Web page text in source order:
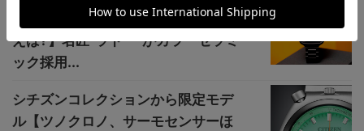
【セラミック時計のパイオニアとい
えば?】名匠“ラドー”がカラーセラミ
ック採用...
シチズンコレクションから限定モデ
ル【ツノクロノ、サーモセンサーほ